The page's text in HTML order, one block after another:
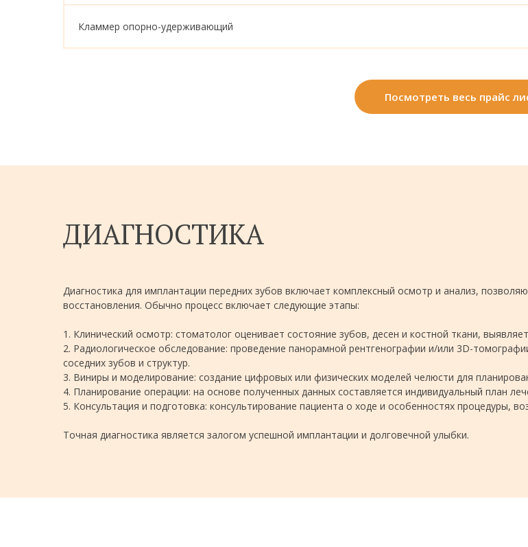
Кламмер опорно-удерживающий
Посмотреть весь прайс
ДИАГНОСТИКА
Диагностика для имплантации передних зубов включает комплексный осмотр и анализ,
восстановления. Обычно процесс включает следующие этапы:
1. Клинический осмотр: стоматолог оценивает состояние зубов, десен и костной ткани,
2. Радиологическое обследование: проведение панорамной рентгенографии и/или 3D-
соседних зубов и структур.
3. Виниры и моделирование: создание цифровых или физических моделей челюсти для
4. Планирование операции: на основе полученных данных составляется индивидуальный план
5. Консультация и подготовка: консультирование пациента о ходе и особенностях процедуры,
Точная диагностика является залогом успешной имплантации и долговечной улыбки.